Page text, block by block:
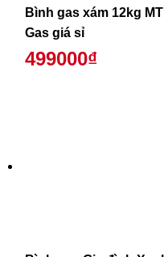
Bình gas xám 12kg MT
Gas giá sỉ
499000₫